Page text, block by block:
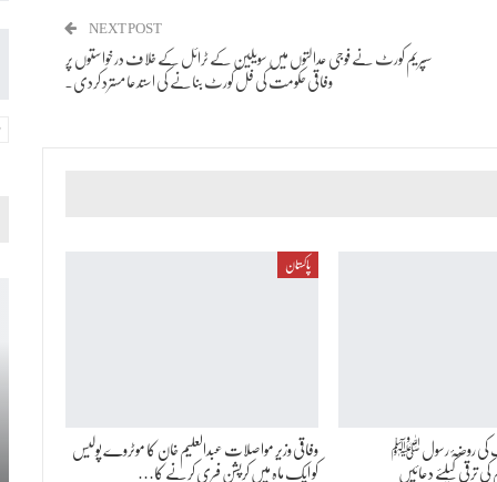
NEXT POST
سپریم کورٹ نے فوجی عدالتوں میں سویلین کے ٹرائل کے خلاف درخواستوں پر
وفاقی حکومت کی فل کورٹ بنانے کی استدعا مسترد کردی۔
کی روضۂ رسول ﷺ
ترقی کیلئے دعائیں
پاکستان
وفاقی وزیر مواصلات عبدالعلیم خان کا موٹروے پولیس
کو ایک ماہ میں کرپشن فری کرنے کا…